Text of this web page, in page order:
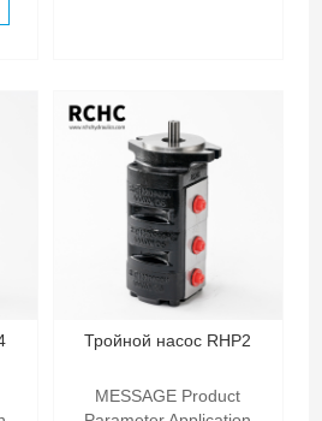
Тройной насос RHP2
MESSAGE Product